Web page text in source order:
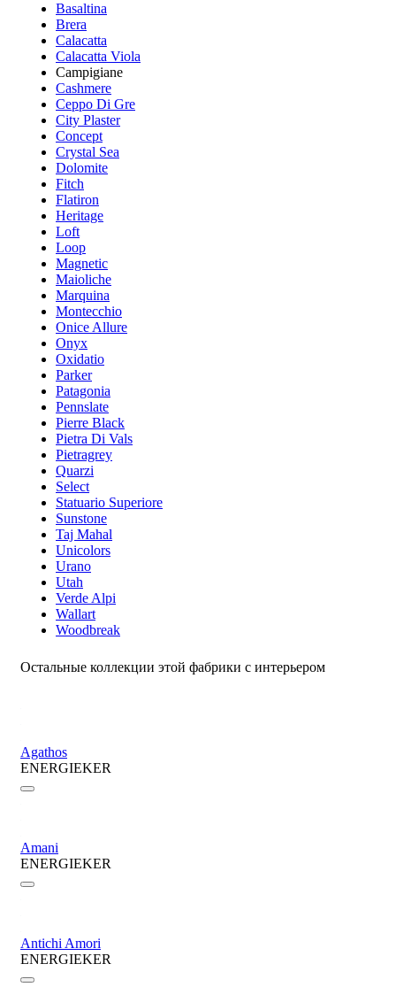
Basaltina
Brera
Calacatta
Calacatta Viola
Campigiane
Cashmere
Ceppo Di Gre
City Plaster
Concept
Crystal Sea
Dolomite
Fitch
Flatiron
Heritage
Loft
Loop
Magnetic
Maioliche
Marquina
Montecchio
Onice Allure
Onyx
Oxidatio
Parker
Patagonia
Pennslate
Pierre Black
Pietra Di Vals
Pietragrey
Quarzi
Select
Statuario Superiore
Sunstone
Taj Mahal
Unicolors
Urano
Utah
Verde Alpi
Wallart
Woodbreak
Остальные коллекции этой фабрики с интерьером
Agathos
ENERGIEKER
Amani
ENERGIEKER
Antichi Amori
ENERGIEKER